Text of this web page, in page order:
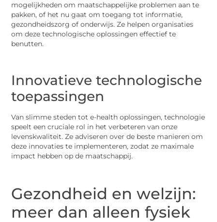
mogelijkheden om maatschappelijke problemen aan te
pakken, of het nu gaat om toegang tot informatie,
gezondheidszorg of onderwijs. Ze helpen organisaties
om deze technologische oplossingen effectief te
benutten.
Innovatieve technologische
toepassingen
Van slimme steden tot e-health oplossingen, technologie
speelt een cruciale rol in het verbeteren van onze
levenskwaliteit. Ze adviseren over de beste manieren om
deze innovaties te implementeren, zodat ze maximale
impact hebben op de maatschappij.
Gezondheid en welzijn:
meer dan alleen fysiek